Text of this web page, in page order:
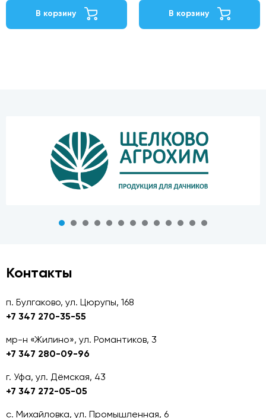
В корзину В корзину
Контакты
п. Булгаково, ул. Цюрупы, 168
+7 347 270-35-55
мр-н «Жилино», ул. Романтиков, 3
+7 347 280-09-96
г. Уфа, ул. Дёмская, 43
+7 347 272-05-05
с. Михайловка, ул. Промышленная, 6